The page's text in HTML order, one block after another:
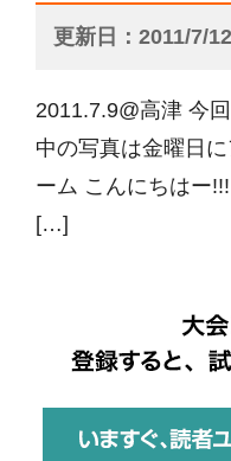
更新日 2011/7/12
2011.7.9@高津 今
中の写真は金曜日
ーム こんにちはー
[…]